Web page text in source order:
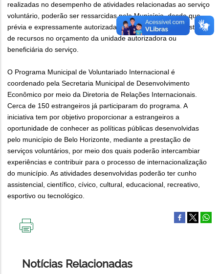
realizadas no desempenho de atividades relacionadas ao serviço
voluntário, poderão ser ressarcidas pelo Município, desde que
prévia e expressamente autorizadas e condicionadas à existência
de recursos no orçamento da unidade autorizadora ou
beneficiária do serviço.
O Programa Municipal de Voluntariado Internacional é
coordenado pela Secretaria Municipal de Desenvolvimento
Econômico por meio da Diretoria de Relações Internacionais.
Cerca de 150 estrangeiros já participaram do programa. A
iniciativa tem por objetivo proporcionar a estrangeiros a
oportunidade de conhecer as políticas públicas desenvolvidas
pelo município de Belo Horizonte, mediante a prestação de
serviços voluntários, por meio dos quais poderão intercambiar
experiências e contribuir para o processo de internacionalização
do município. As atividades desenvolvidas poderão ter cunho
assistencial, científico, cívico, cultural, educacional, recreativo,
esportivo ou tecnológico.
Notícias Relacionadas